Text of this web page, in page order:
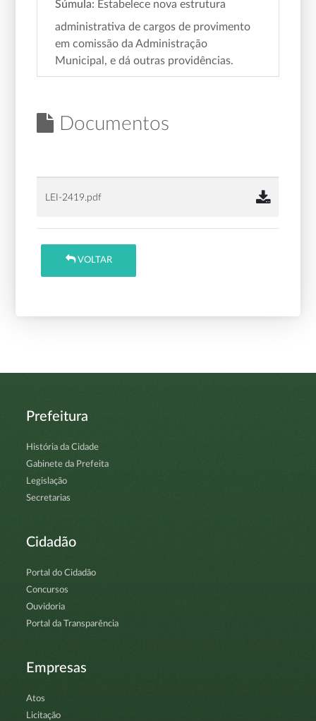
Súmula: Estabelece nova estrutura
administrativa de cargos de provimento
em comissão da Administração
Municipal, e dá outras providências.
Documentos
LEI-2419.pdf
VOLTAR
Prefeitura
História da Cidade
Gabinete da Prefeita
Legislação
Secretarias
Cidadão
Portal do Cidadão
Concursos
Ouvidoria
Portal da Transparência
Empresas
Atos
Licitação